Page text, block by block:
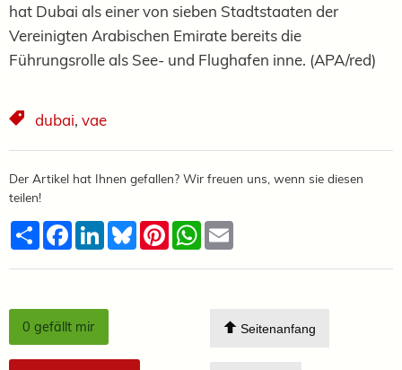
hat Dubai als einer von sieben Stadtstaaten der
Vereinigten Arabischen Emirate bereits die
Führungsrolle als See- und Flughafen inne. (APA/red)
dubai, vae
Der Artikel hat Ihnen gefallen? Wir freuen uns, wenn sie diesen
teilen!
TeilenFacebook
LinkedInBlueskyPinterestWhatsApp
0 gefällt mir Seitenanfang